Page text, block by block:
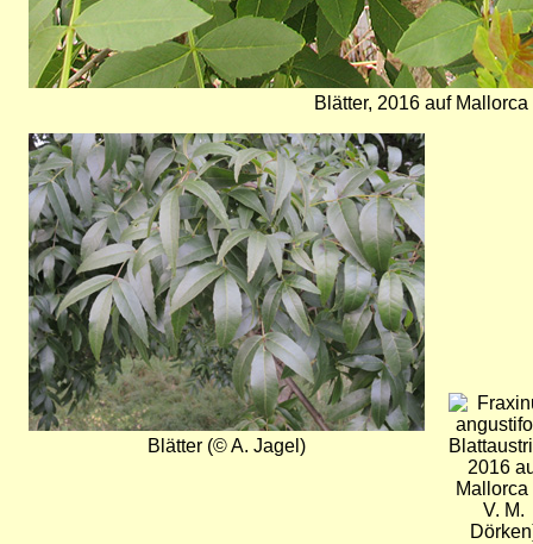
Blätter, 2016 auf
Bild
Blätter (© A. Jagel)
Bild
2016
V. M.